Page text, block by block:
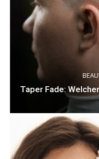
Taper Fade: